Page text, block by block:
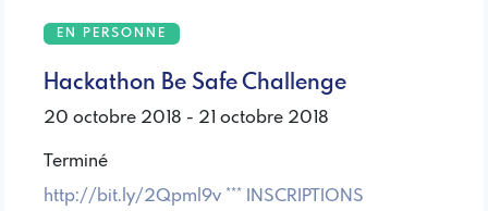
EN PERSONNE
Hackathon Be Safe Challenge
20 octobre 2018 - 21 octobre 2018
Terminé
http://bit.ly/2Qpml9v *** INSCRIPTIONS